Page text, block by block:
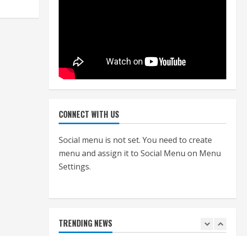
CONNECT WITH US
Social menu is not set. You need to create
menu and assign it to Social Menu on Menu
Settings.
TRENDING NEWS
हाई-रिस्क इमारतों के ओसी में बड़ा
बदलाव, निजीविशेषज्ञों की रिपोर्ट पर भी
मिलेगा प्रमाणपत्र
एचईआरसी के अध्यक्ष नंद लाल का
निधन
2
आज शाम तक गणना प्रपत्र बीएलओ
July 24, 2026